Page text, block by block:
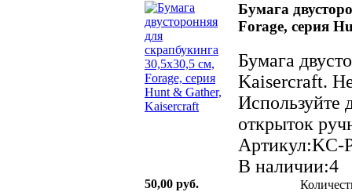
Бумага
Forage, серия
Бумага
Kaisercraft.
Используйте
открыток
Артикул:KC-
В наличии:4
50,00 руб.